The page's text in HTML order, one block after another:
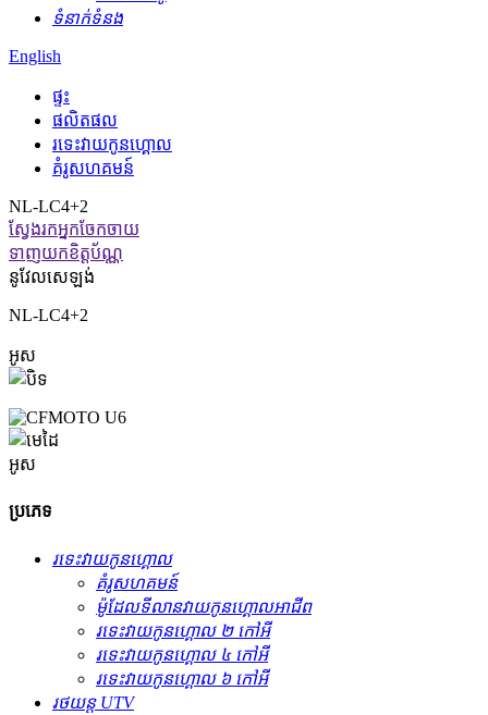
ទំនាក់ទំនង
English
ផ្ទះ
ផលិតផល
រទេះ​វាយ​កូន​ហ្គោល
គំរូសហគមន៍
NL-LC4+2
ស្វែងរកអ្នកចែកចាយ
ទាញយកខិត្តប័ណ្ណ
នូវែលសេឡង់
NL-LC4+2
អូស
អូស
ប្រភេទ
រទេះ​វាយ​កូន​ហ្គោល
គំរូសហគមន៍
ម៉ូដែលទីលានវាយកូនហ្គោលអាជីព
រទេះ​វាយ​កូន​ហ្គោល ២ កៅអី
រទេះ​វាយ​កូន​ហ្គោល ៤ កៅអី
រទេះ​វាយ​កូន​ហ្គោល ៦ កៅអី
រថយន្ត UTV